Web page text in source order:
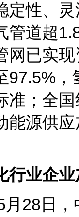
定性、
管道超
网已实
97.5%
准；全
能源供
业企业
日，